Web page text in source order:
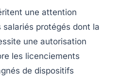
une attention
protégés dont la
une autorisation
les licenciements
de dispositifs